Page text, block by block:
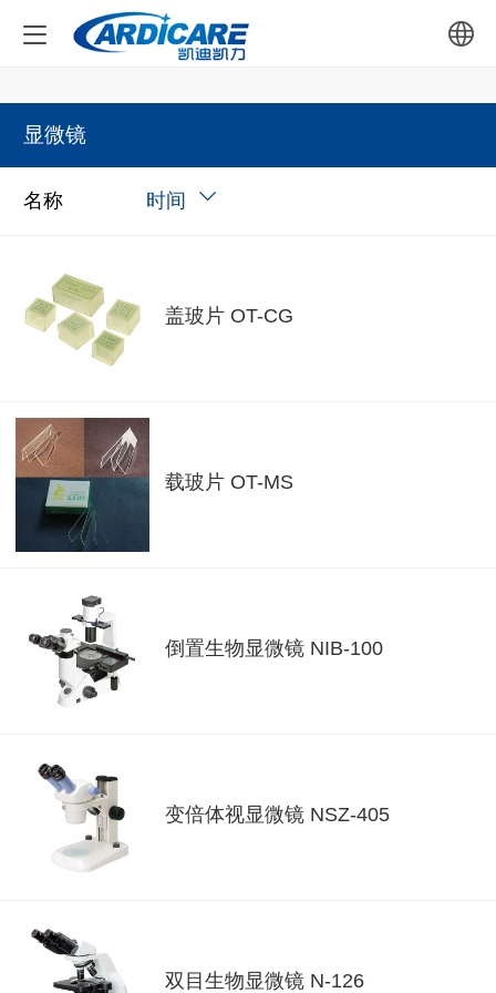
显微镜
名称 时间
盖玻片 OT-CG
载玻片 OT-MS
倒置生物显微镜 NIB-100
变倍体视显微镜 NSZ-405
双目生物显微镜 N-126